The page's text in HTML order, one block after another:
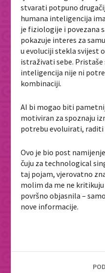
stvarati potpuno
humana inteligencija
je fiziologije i povezana
pokazuje interes za
u evoluciji stekla svijest
istraživati sebe.
inteligencija nije ni
kombinaciji.
AI bi mogao biti
motiviran za spoznaju
potrebu evoluirati, raditi
Ovo je bio post
čuju za technological
taj pojam, vjerovatno
molim da me ne
površno objasnila –
nove informacije.